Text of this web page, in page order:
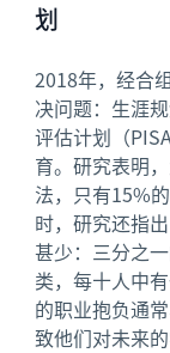
划
2018年，经合
决问题：生涯
评估计划（
育。研究表明
法，只有15%
时，研究还指
甚少：三分之
类，每十人中
的职业抱负通
致他们对未来